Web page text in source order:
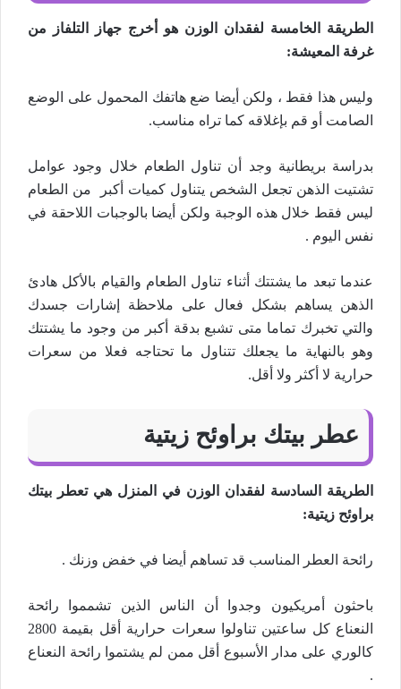
الطريقة الخامسة لفقدان الوزن هو أخرج جهاز التلفاز من
غرفة المعيشة:
وليس هذا فقط ، ولكن أيضا ضع هاتفك المحمول على الوضع
الصامت أو قم بإغلاقه كما تراه مناسب.
بدراسة بريطانية وجد أن تناول الطعام خلال وجود عوامل
تشتيت الذهن تجعل الشخص يتناول كميات أكبر من الطعام
ليس فقط خلال هذه الوجبة ولكن أيضا بالوجبات اللاحقة في
نفس اليوم .
عندما تبعد ما يشتتك أثناء تناول الطعام والقيام بالأكل هادئ
الذهن يساهم بشكل فعال على ملاحظة إشارات جسدك
والتي تخبرك تماما متى تشبع بدقة أكبر من وجود ما يشتتك
وهو بالنهاية ما يجعلك تتناول ما تحتاجه فعلا من سعرات
حرارية لا أكثر ولا أقل.
عطر بيتك براوئح زيتية
الطريقة السادسة لفقدان الوزن في المنزل هي تعطر بيتك
براوئح زيتية:
رائحة العطر المناسب قد تساهم أيضا في خفض وزنك .
باحثون أمريكيون وجدوا أن الناس الذين تشمموا رائحة
النعناع كل ساعتين تناولوا سعرات حرارية أقل بقيمة 2800
كالوري على مدار الأسبوع أقل ممن لم يشتموا رائحة النعناع
.